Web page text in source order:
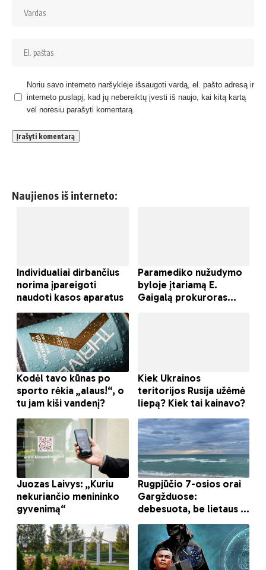
Noriu savo interneto naršyklėje išsaugoti vardą, el. pašto adresą ir
interneto puslapį, kad jų nebereiktų įvesti iš naujo, kai kitą kartą
vėl norėsiu parašyti komentarą.
Naujienos iš interneto: